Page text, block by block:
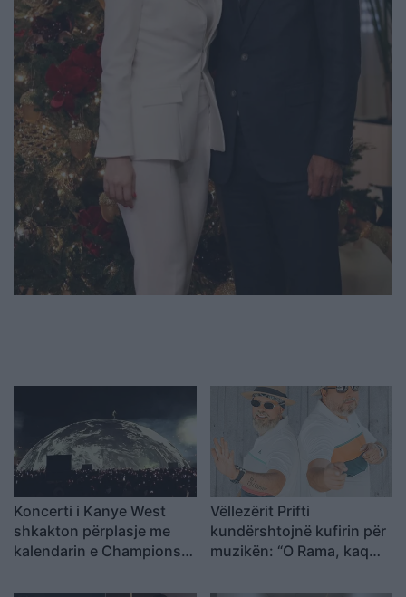
Koncerti i Kanye West
shkakton përplasje me
kalendarin e Champions
Vëllezërit Prifti
kundërshtojnë kufirin për
muzikën: “O Rama, kaq
vendin? Keq e më keq!”